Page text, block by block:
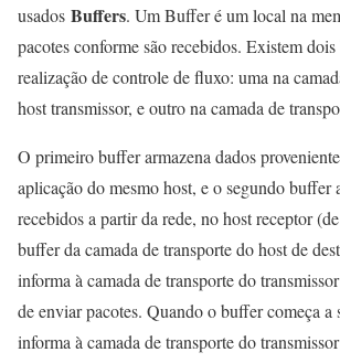
usados Buffers. Um Buffer é um local na
pacotes conforme são recebidos. Existem
realização de controle de fluxo: uma na
host transmissor, e outro na camada de
O primeiro buffer armazena dados
aplicação do mesmo host, e o segundo buffer
recebidos a partir da rede, no host receptor
buffer da camada de transporte do host de
informa à camada de transporte do
de enviar pacotes. Quando o buffer começa a
informa à camada de transporte do